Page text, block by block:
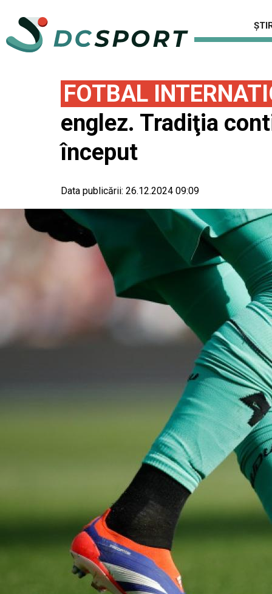
FOTBAL
englez. Tradiţia
început
Data publicării: 26.12.2024 09:09